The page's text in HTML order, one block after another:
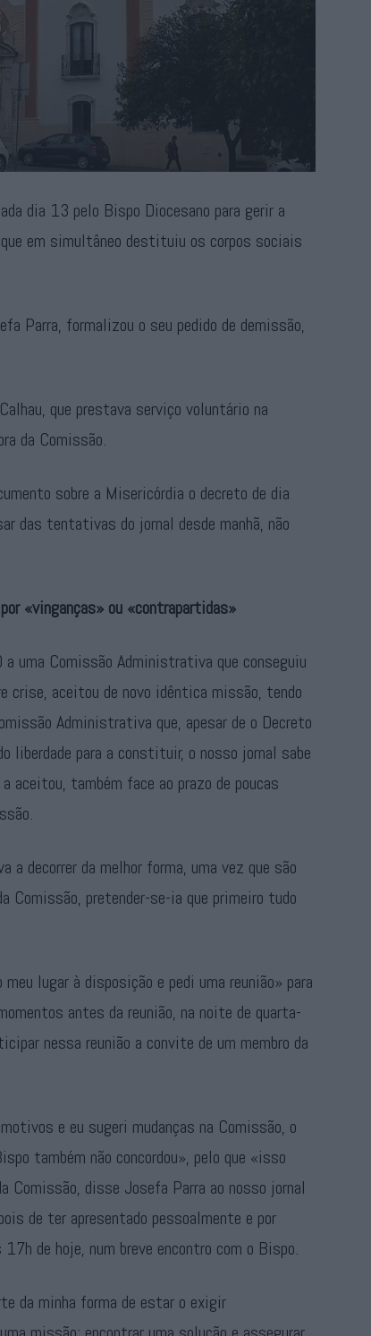
dia 13 pelo Bispo Diocesano para gerir a
em simultâneo destituiu os corpos sociais
Parra, formalizou o seu pedido de demissão,
que prestava serviço voluntário na
da Comissão.
sobre a Misericórdia o decreto de dia
das tentativas do jornal desde manhã, não
«vinganças» ou «contrapartidas»
uma Comissão Administrativa que conseguiu
crise, aceitou de novo idêntica missão, tendo
Administrativa que, apesar de o Decreto
liberdade para a constituir, o nosso jornal sabe
aceitou, também face ao prazo de poucas
a decorrer da melhor forma, uma vez que são
Comissão, pretender-se-ia que primeiro tudo
lugar à disposição e pedi uma reunião» para
antes da reunião, na noite de quarta-
nessa reunião a convite de um membro da
e eu sugeri mudanças na Comissão, o
também não concordou», pelo que «isso
Comissão, disse Josefa Parra ao nosso jornal
de ter apresentado pessoalmente e por
de hoje, num breve encontro com o Bispo.
da minha forma de estar o exigir